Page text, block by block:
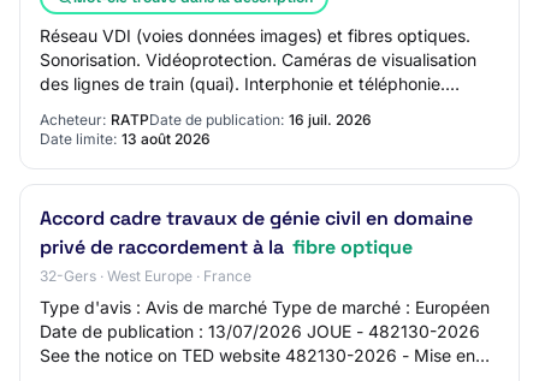
Réseau VDI (voies données images) et fibres optiques.
Sonorisation. Vidéoprotection. Caméras de visualisation
des lignes de train (quai). Interphonie et téléphonie.
Acheteur: RATPDate de publication: 16 juil. 2026
Date limite: 13 août 2026
Accord cadre travaux de génie civil en domaine
privé de raccordement à la fibre optique
32-Gers · West Europe · France
Type d'avis : Avis de marché Type de marché : Européen
Date de publication : 13/07/2026 JOUE - 482130-2026
See the notice on TED website 482130-2026 - Mise en